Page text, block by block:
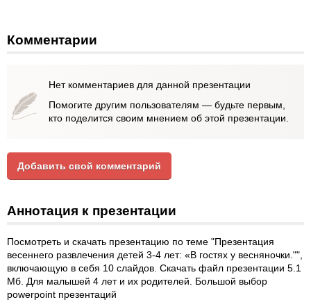
Комментарии
Нет комментариев для данной презентации
Помогите другим пользователям — будьте первым,
кто поделится своим мнением об этой презентации.
Добавить свой комментарий
Аннотация к презентации
Посмотреть и скачать презентацию по теме "Презентация
весеннего развлечения детей 3-4 лет: «В гостях у весняночки."",
включающую в себя 10 слайдов. Скачать файл презентации 5.1
Мб. Для малышей 4 лет и их родителей. Большой выбор
powerpoint презентаций